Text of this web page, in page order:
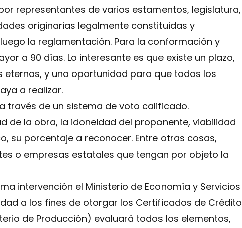
representantes de varios estamentos, legislatura,
originarias legalmente constituidas y
la reglamentación. Para la conformación y
a 90 días. Lo interesante es que existe un plazo,
y una oportunidad para que todos los
a realizar.
través de un sistema de voto calificado.
de la obra, la idoneidad del proponente, viabilidad
su porcentaje a reconocer. Entre otras cosas,
o empresas estatales que tengan por objeto la
intervención el Ministerio de Economía y Servicios
a los fines de otorgar los Certificados de Crédito
de Producción) evaluará todos los elementos,